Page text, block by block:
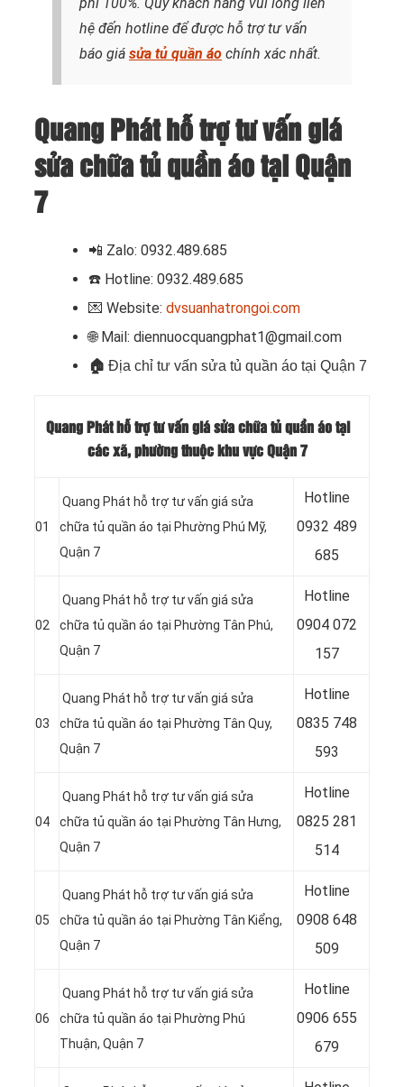
phí 100%. Quý khách hàng vui lòng liên
hệ đến hotline để được hỗ trợ tư vấn
báo giá sửa tủ quần áo chính xác nhất.
Quang Phát hỗ trợ tư vấn giá
sửa chữa tủ quần áo tại Quận
7
📲 Zalo: 0932.489.685
☎️ Hotline: 0932.489.685
💌 Website: dvsuanhatrongoi.com
🌐 Mail: diennuocquangphat1@gmail.com
🏠 Địa chỉ tư vấn sửa tủ quần áo tại Quận 7
Quang Phát hỗ trợ tư vấn giá sửa chữa tủ quần áo tại
các xã, phường thuộc khu vực Quận 7
01
Quang Phát hỗ trợ tư vấn giá sửa
chữa tủ quần áo tại Phường Phú Mỹ,
Quận 7
Hotline
0932 489
685
02
Quang Phát hỗ trợ tư vấn giá sửa
chữa tủ quần áo tại Phường Tân Phú,
Quận 7
Hotline
0904 072
157
03
Quang Phát hỗ trợ tư vấn giá sửa
chữa tủ quần áo tại Phường Tân Quy,
Quận 7
Hotline
0835 748
593
04
Quang Phát hỗ trợ tư vấn giá sửa
chữa tủ quần áo tại Phường Tân Hưng,
Quận 7
Hotline
0825 281
514
05
Quang Phát hỗ trợ tư vấn giá sửa
chữa tủ quần áo tại Phường Tân Kiểng,
Quận 7
Hotline
0908 648
509
06
Quang Phát hỗ trợ tư vấn giá sửa
chữa tủ quần áo tại Phường Phú
Thuận, Quận 7
Hotline
0906 655
679